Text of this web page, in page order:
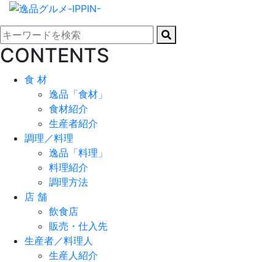
CONTENTS
食 材
逸品「食材」
食材紹介
生産者紹介
調理／料理
逸品「料理」
料理紹介
調理方法
店 舗
飲食店
販売・仕入先
生産者／料理人
生産人紹介